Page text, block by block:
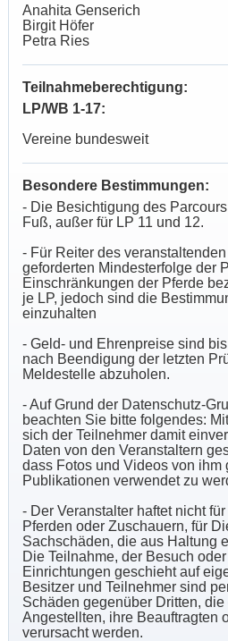
Anahita Genserich
Birgit Höfer
Petra Ries
Teilnahmeberechtigung:
LP/WB 1-17:
Vereine bundesweit
Besondere Bestimmungen:
- Die Besichtigung des
Fuß, außer für LP 11 und 12.
- Für Reiter des
geforderten Mindesterfolge der
Einschränkungen der Pferde
je LP, jedoch sind die
einzuhalten
- Geld- und Ehrenpreise sind
nach Beendigung der letzten
Meldestelle abzuholen.
- Auf Grund der Datenschutz-
beachten Sie bitte folgendes:
sich der Teilnehmer damit
Daten von den Veranstaltern
dass Fotos und Videos von ihm
Publikationen verwendet zu
- Der Veranstalter haftet nicht
Pferden oder Zuschauern, für
Sachschäden, die aus Haltung
Die Teilnahme, der Besuch
Einrichtungen geschieht auf
Besitzer und Teilnehmer sind
Schäden gegenüber Dritten,
Angestellten, ihre Beauftragten
verursacht werden.